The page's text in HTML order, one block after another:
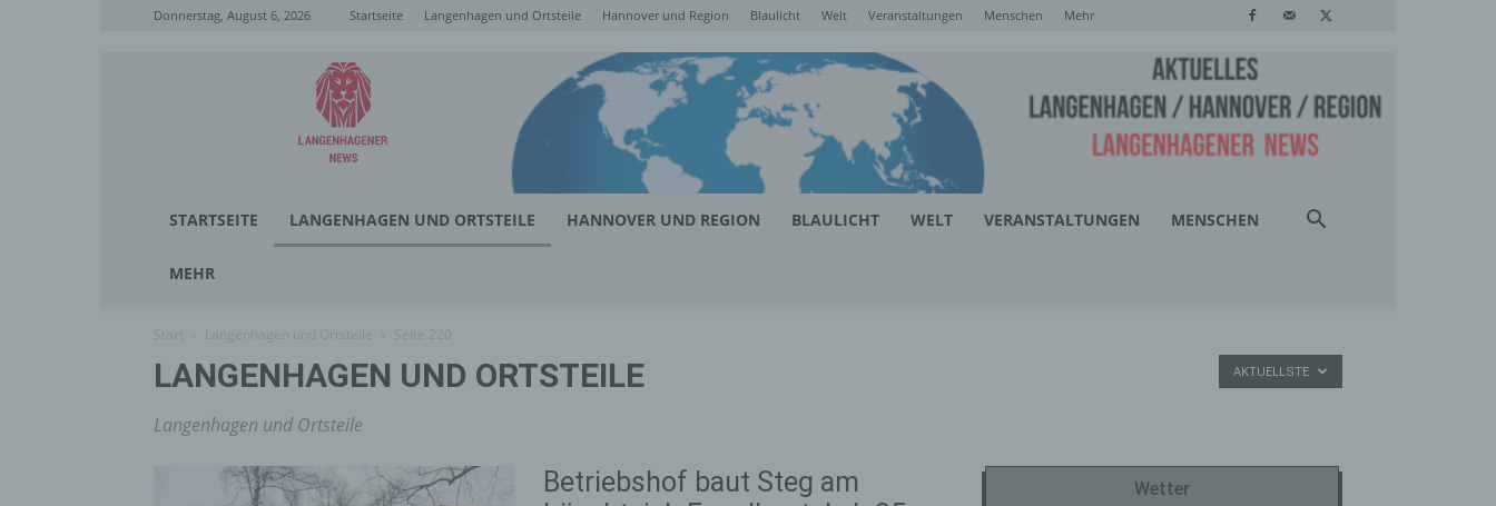
Donnerstag, August 6, 2026 Startseite Langenhagen und Ortsteile Hannover und Region Blaulicht Welt Veranstaltungen Menschen Mehr
Langenhagener
News
STARTSEITE LANGENHAGEN UND ORTSTEILE HANNOVER UND REGION BLAULICHT WELT VERANSTALTUNGEN MENSCHEN
MEHR
LANGENHAGEN UND ORTSTEILE
Langenhagen und Ortsteile
AKTUELLSTE
Betriebshof baut Steg am
Wetter